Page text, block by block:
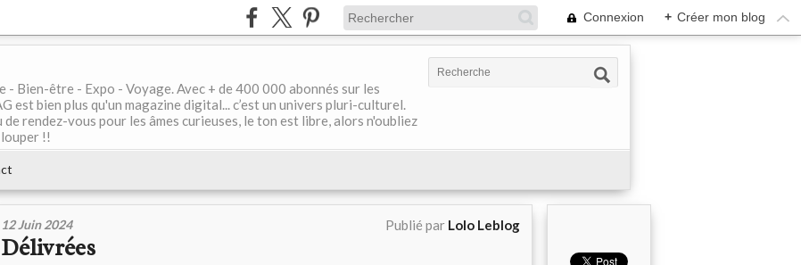
Connexion + Créer mon blog
Bien-être - Expo - Voyage. Avec + de 400 000 abonnés sur les
est bien plus qu'un magazine digital... c’est un univers pluri-culturel.
rendez-vous pour les âmes curieuses, le ton est libre, alors n'oubliez
!!
12 Juin 2024 Publié par Lolo Leblog
Délivrées